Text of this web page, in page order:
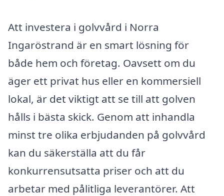
Att investera i golvvård i Norra
Ingaröstrand är en smart lösning för
både hem och företag. Oavsett om du
äger ett privat hus eller en kommersiell
lokal, är det viktigt att se till att golven
hålls i bästa skick. Genom att inhandla
minst tre olika erbjudanden på golvvård
kan du säkerställa att du får
konkurrensutsatta priser och att du
arbetar med pålitliga leverantörer. Att